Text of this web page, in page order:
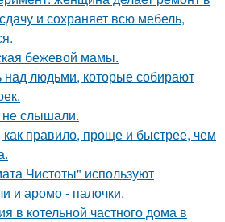
и сохраняет всю мебель,
бежевой мамы.
над людьми, которые собирают
не слышали.
правило, проще и быстрее, чем
Чистоты" используют
и аромо - палочки.
в котельной частного дома в